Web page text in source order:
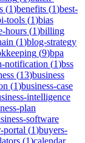
(1)benefits (1)best-
tools (1)bias
hours (1)billing
(1)blog-strategy
(9)bpa
notification (1)bss
(13)business
(1)business-case
intelligence
plan
software
portal (1)buyers-
(1)calendar